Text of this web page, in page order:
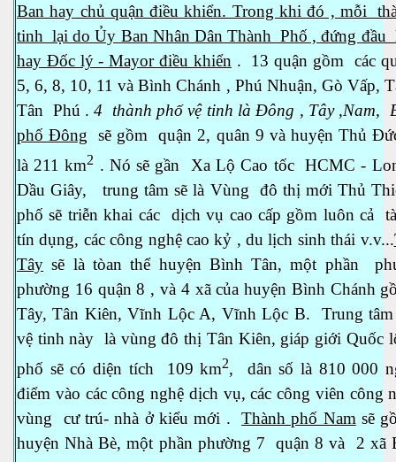
Ban hay chủ quận điều khiển. Trong khi đó , mỗi
tinh lại do Ủy Ban Nhân Dân Thành Phố , đứng đầu
hay Đốc lý - Mayor điều khiển . 13 quận gồm các
5, 6, 8, 10, 11 và Bình Chánh , Phú Nhuận, Gò Vấp,
Tân Phú .4 thành phố vệ tinh là Đông , Tây ,Nam,
phố Đông sẽ gồm quận 2, quân 9 và huyện Thủ
là 211 km2 . Nó sẽ gần Xa Lộ Cao tốc HCMC -
Dầu Giây, trung tâm sẽ là Vùng đô thị mới Thủ
phố sẽ triễn khai các dịch vụ cao cấp gồm luôn cả
tín dụng, các công nghệ cao kỷ , du lịch sinh thái v.v...
Tây sẽ là tòan thể huyện Bình Tân, một phần
phường 16 quận 8 , và 4 xã của huyện Bình Chánh
Tây, Tân Kiên, Vĩnh Lộc A, Vĩnh Lộc B. Trung tâm
vệ tinh này là vùng đô thị Tân Kiên, giáp giới Quốc
phố sẽ có diện tích 109 km2, dân số là 810 000
điểm vào các công nghệ dịch vụ, các công viên công
vùng cư trú- nhà ở kiểu mới .Thành phố Nam sẽ
huyện Nhà Bè, một phần phường 7 quận 8 và 2 xã